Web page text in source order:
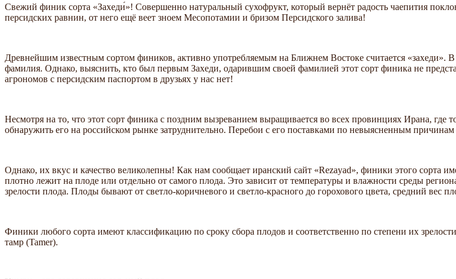
Свежий финик сорта «Захеди́»! Совершенно натуральный сухофрукт, который вернёт радость чаепития
персидских равнин, от него ещё веет зноем Месопотамии и бризом Персидского залива!
Древнейшим известным сортом фиников, активно употребляемым на Ближнем Востоке считается
фамилия. Однако, выяснить, кто был первым Захеди, одарившим своей фамилией этот сорт финика не
агрономов с персидским паспортом в друзьях у нас нет!
Несмотря на то, что этот сорт финика с поздним вызреванием выращивается во всех провинциях Ирана, где
обнаружить его на российском рынке затруднительно. Перебои с его поставками по невыясненным
Однако, их вкус и качество великолепны! Как нам сообщает иранский сайт «Rezayad», финики этого сорта
плотно лежит на плоде или отдельно от самого плода. Это зависит от температуры и влажности среды
зрелости плода. Плоды бывают от светло-коричневого и светло-красного до горохового цвета, средний вес
Финики любого сорта имеют классификацию по сроку сбора плодов и соответственно по степени их
тамр (Tamer).